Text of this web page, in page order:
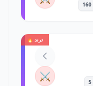
ترند 🔥
⚔️